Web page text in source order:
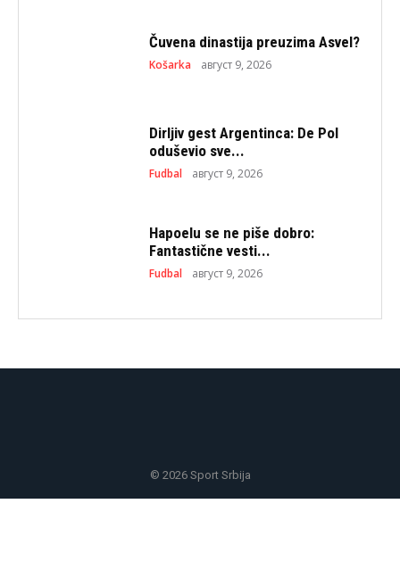
Čuvena dinastija preuzima Asvel?
Košarka август 9, 2026
Dirljiv gest Argentinca: De Pol
oduševio sve...
Fudbal август 9, 2026
Hapoelu se ne piše dobro:
Fantastične vesti...
Fudbal август 9, 2026
© 2026 Sport Srbija